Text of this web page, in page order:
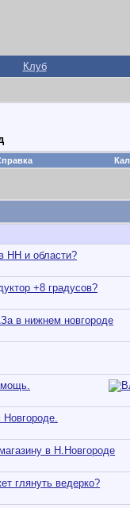
Клуб
НН и области?
+8 градусов?
в нижнем новгороде
в Н.Новгороде
глянуть ведерко?